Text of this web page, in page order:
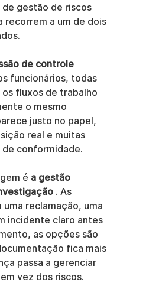
gestão de riscos
recorrem a um de dois
de controle
funcionários, todas
fluxos de trabalho
o mesmo
justo no papel,
real e muitas
conformidade.
é a gestão
. As
uma reclamação, uma
incidente claro antes
as opções são
fica mais
passa a gerenciar
vez dos riscos.